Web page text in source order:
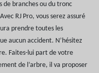
de branches ou du tronc
RJ Pro, vous serez assuré
prendre toutes les
aucun accident. N’hésitez
Faites-lui part de votre
de l’arbre, il va proposer